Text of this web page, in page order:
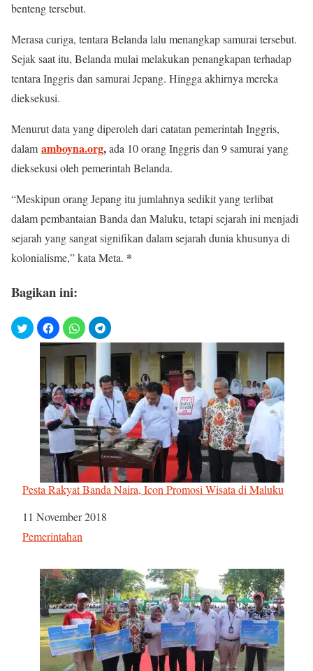
benteng tersebut.
Merasa curiga, tentara Belanda lalu menangkap samurai tersebut.
Sejak saat itu, Belanda mulai melakukan penangkapan terhadap
tentara Inggris dan samurai Jepang. Hingga akhirnya mereka
dieksekusi.
Menurut data yang diperoleh dari catatan pemerintah Inggris,
dalam amboyna.org,ada 10 orang Inggris dan 9 samurai yang
dieksekusi oleh pemerintah Belanda.
“Meskipun orang Jepang itu jumlahnya sedikit yang terlibat
dalam pembantaian Banda dan Maluku, tetapi sejarah ini menjadi
sejarah yang sangat signifikan dalam sejarah dunia khusunya di
kolonialisme,” kata Meta. *
Bagikan ini:
Pesta Rakyat Banda Naira, Icon Promosi Wisata di Maluku
Tanggal
11 November 2018
Sehubungan dengan
Pemerintahan